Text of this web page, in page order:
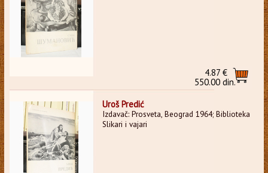
4.87 €
550.00 din.
Uroš Predić
Izdavač: Prosveta, Beograd 1964; Biblioteka
Slikari i vajari